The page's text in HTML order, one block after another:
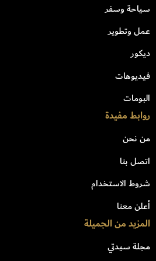
سياحة وسفر
عمل وتطوير
ديكور
فيديوهات
البومات
روابط مفيدة
من نحن
اتصل بنا
شروط الاستخدام
أعلن معنا
المزيد من الجميلة
مجلة سيدتي